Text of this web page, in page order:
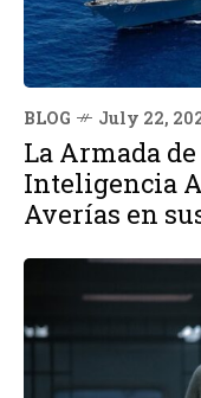
BLOG July 22,
La Armada
Inteligencia
Averías en